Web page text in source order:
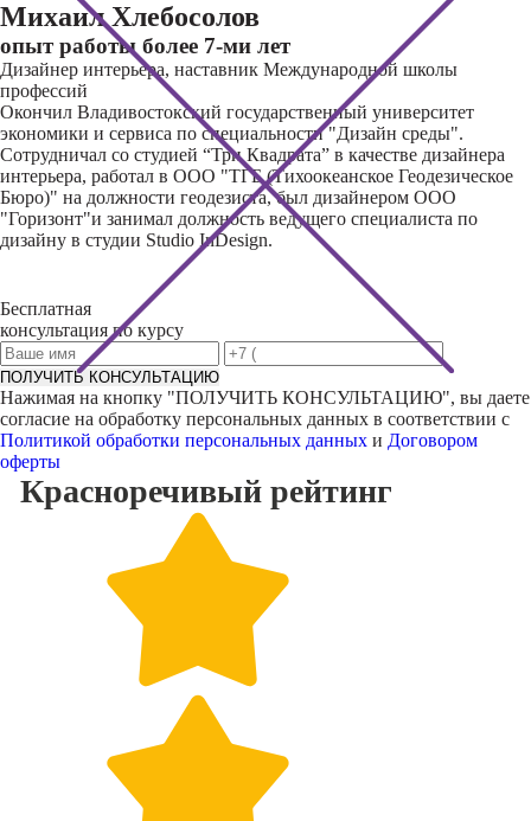
Михаил Хлебосолов
опыт работы более 7-ми лет
Дизайнер интерьера, наставник Международной школы
профессий
Окончил Владивостокский государственный университет
экономики и сервиса по специальности "Дизайн среды".
Сотрудничал со студией “Три Квадрата” в качестве дизайнера
интерьера, работал в ООО "ТГБ (Тихоокеанское Геодезическое
Бюро)" на должности геодезиста, был дизайнером ООО
"Горизонт"и занимал должность ведущего специалиста по
дизайну в студии Studio InDesign.
Бесплатная
консультация по курсу
ПОЛУЧИТЬ КОНСУЛЬТАЦИЮ
Нажимая на кнопку "ПОЛУЧИТЬ КОНСУЛЬТАЦИЮ", вы даете
согласие на обработку персональных данных в соответствии с
Политикой обработки персональных данных и Договором
оферты
Красноречивый рейтинг